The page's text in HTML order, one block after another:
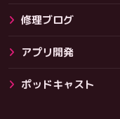
その他サービス
修理ブログ
アプリ開発
ポッドキャスト